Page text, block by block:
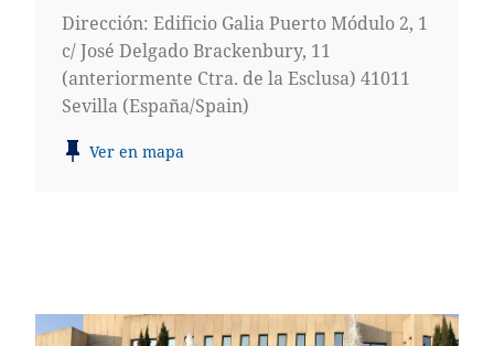
Dirección: Edificio Galia Puerto Módulo 2, 1
c/ José Delgado Brackenbury, 11
(anteriormente Ctra. de la Esclusa) 41011
Sevilla (España/Spain)
Ver en mapa